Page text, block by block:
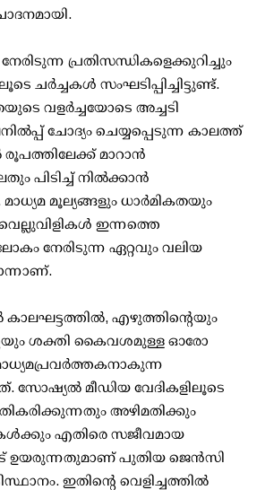
പ്രതിസന്ധികളെക്കുറിച്ചും
ചർച്ചകൾ സംഘടിപ്പിച്ചിട്ടുണ്ട്.
വളർച്ചയോടെ അച്ചടി
ചോദ്യം ചെയ്യപ്പെടുന്ന കാലത്ത്
രൂപത്തിലേക്ക് മാറാൻ
പിടിച്ച് നിൽക്കാൻ
മൂല്യങ്ങളും ധാർമികതയും
ഇന്നത്തെ
നേരിടുന്ന ഏറ്റവും വലിയ
കാലഘട്ടത്തിൽ, എഴുത്തിന്റെയും
ശക്തി കൈവശമുള്ള ഓരോ
സോഷ്യൽ മീഡിയ വേദികളിലൂടെ
അഴിമതിക്കും
എതിരെ സജീവമായ
ഉയരുന്നതുമാണ് പുതിയ ജെൻസി
ഇതിന്റെ വെളിച്ചത്തിൽ